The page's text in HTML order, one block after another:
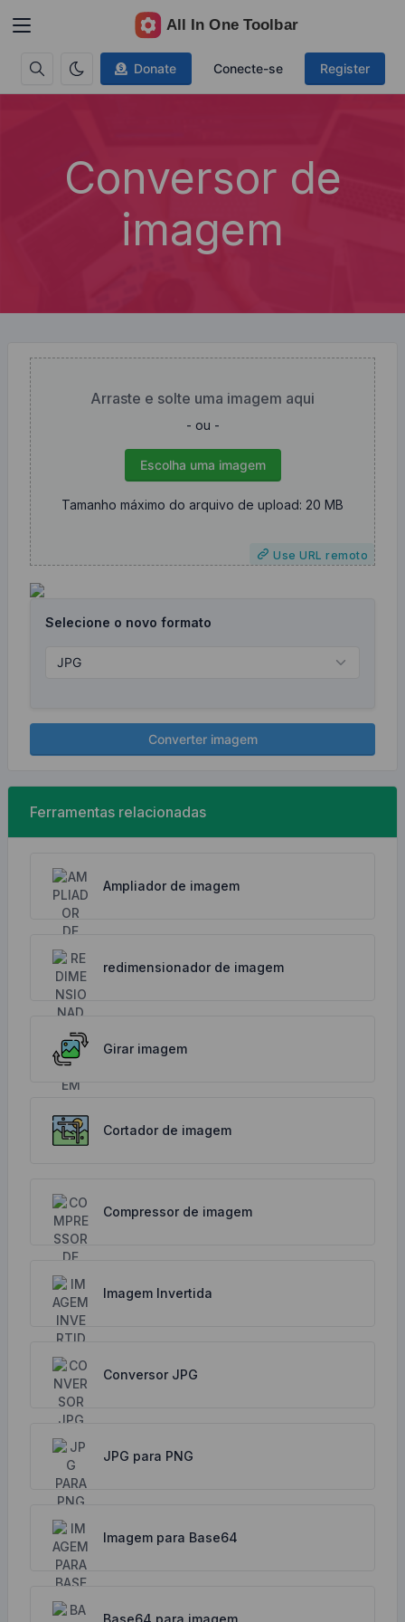
Donate Conecte-se Register
Conversor de
imagem
Arraste e solte uma imagem aqui
- ou -
Escolha uma imagem
Tamanho máximo do arquivo de upload: 20 MB
Use URL remoto
Selecione o novo formato
Converter imagem
Ferramentas relacionadas
Ampliador de imagem
redimensionador de imagem
Girar imagem
Cortador de imagem
Compressor de imagem
Imagem Invertida
Conversor JPG
JPG para PNG
Imagem para Base64
Base64 para imagem